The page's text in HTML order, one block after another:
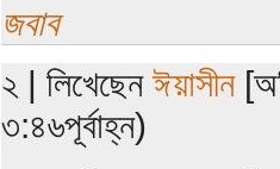
জবাব
২ | লিখেছেন ঈয়াসীন
৩:৪৬পূর্বাহ্ন)